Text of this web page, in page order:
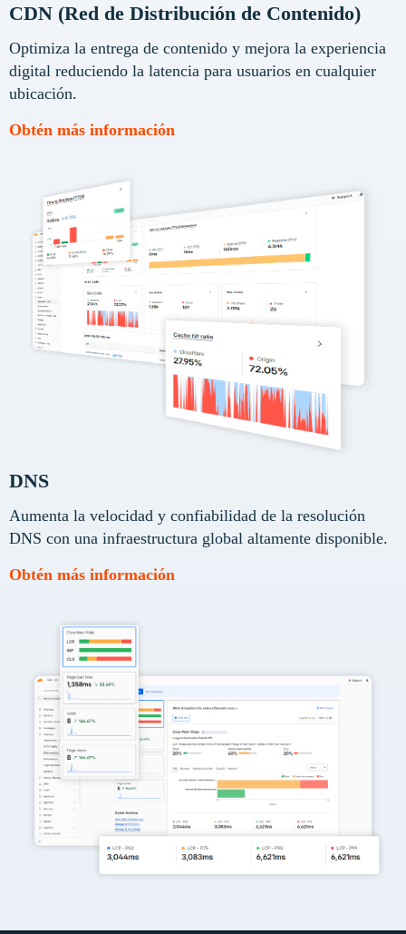
CDN (Red de Distribución de Contenido)
Optimiza la entrega de contenido y mejora la experiencia
digital reduciendo la latencia para usuarios en cualquier
ubicación.
Obtén más información
DNS
Aumenta la velocidad y confiabilidad de la resolución
DNS con una infraestructura global altamente disponible.
Obtén más información